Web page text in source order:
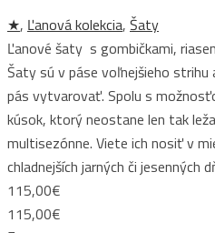
★, Ľanová kolekcia, Šaty
Ľanové šaty s gombičkami,
Šaty sú v páse voľnejšieho strihu
pás vytvarovať. Spolu s
kúsok, ktorý neostane len tak
multisezónne. Viete ich nosiť v
chladnejších jarných či jesenných
115,00€
115,00€